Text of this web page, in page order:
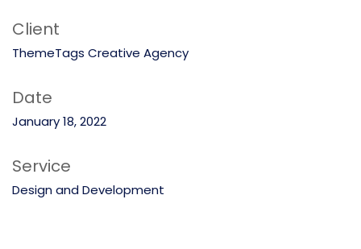
Client
ThemeTags Creative Agency
Date
January 18, 2022
Service
Design and Development